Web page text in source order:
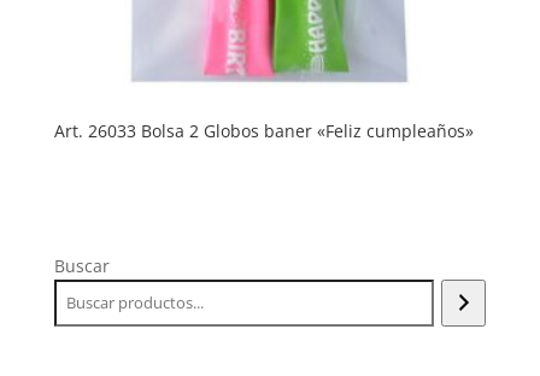
Art. 26033 Bolsa 2 Globos baner «Feliz cumpleaños»
Buscar